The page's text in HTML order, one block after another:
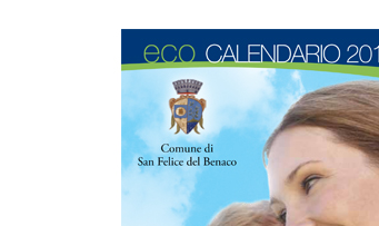
venerdì 03 novembre 2023
Eco Calendario 2023 Dello -